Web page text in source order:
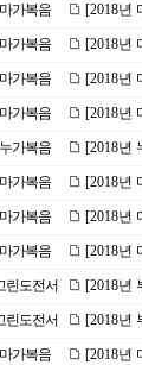
마가복음 [2018년
마가복음 [2018년
마가복음 [2018년
마가복음 [2018년
누가복음 [2018년
마가복음 [2018년
마가복음 [2018년
마가복음 [2018년
린도전서 [2018년
린도전서 [2018년
마가복음 [2018년